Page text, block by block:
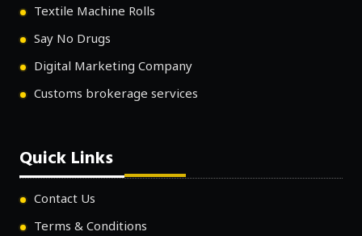
Textile Machine Rolls
Say No Drugs
Digital Marketing Company
Customs brokerage services
Quick Links
Contact Us
Terms & Conditions